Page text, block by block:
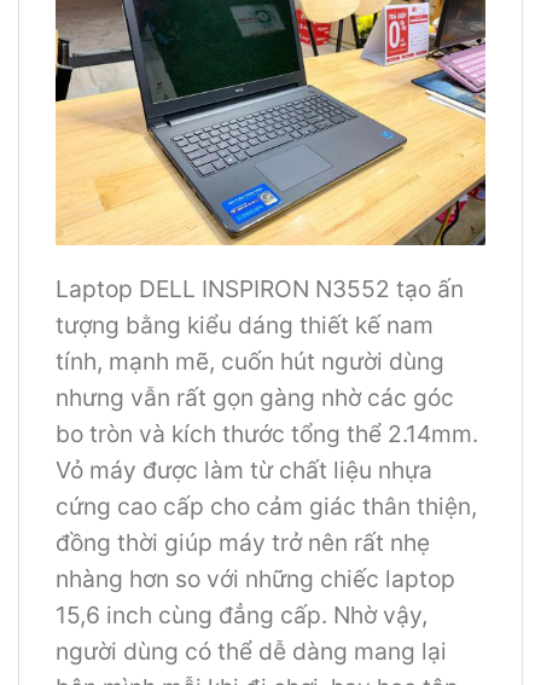
Laptop DELL INSPIRON N3552 tạo ấn
tượng bằng kiểu dáng thiết kế nam
tính, mạnh mẽ, cuốn hút người dùng
nhưng vẫn rất gọn gàng nhờ các góc
bo tròn và kích thước tổng thể 2.14mm.
Vỏ máy được làm từ chất liệu nhựa
cứng cao cấp cho cảm giác thân thiện,
đồng thời giúp máy trở nên rất nhẹ
nhàng hơn so với những chiếc laptop
15,6 inch cùng đẳng cấp. Nhờ vậy,
người dùng có thể dễ dàng mang lại